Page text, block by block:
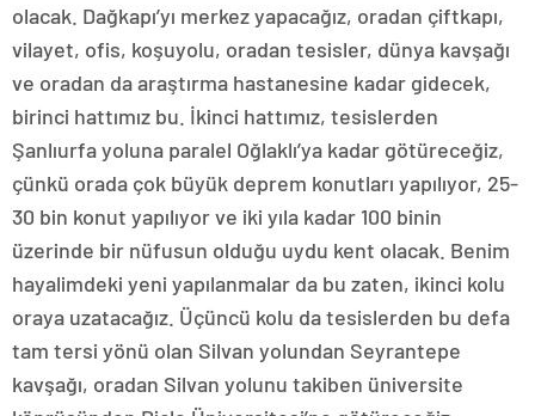
olacak. Dağkapı’yı merkez yapacağız, oradan çiftkapı,
vilayet, ofis, koşuyolu, oradan tesisler, dünya kavşağı
ve oradan da araştırma hastanesine kadar gidecek,
birinci hattımız bu. İkinci hattımız, tesislerden
Şanlıurfa yoluna paralel Oğlaklı’ya kadar götüreceğiz,
çünkü orada çok büyük deprem konutları yapılıyor, 25-
30 bin konut yapılıyor ve iki yıla kadar 100 binin
üzerinde bir nüfusun olduğu uydu kent olacak. Benim
hayalimdeki yeni yapılanmalar da bu zaten, ikinci kolu
oraya uzatacağız. Üçüncü kolu da tesislerden bu defa
tam tersi yönü olan Silvan yolundan Seyrantepe
kavşağı, oradan Silvan yolunu takiben üniversite